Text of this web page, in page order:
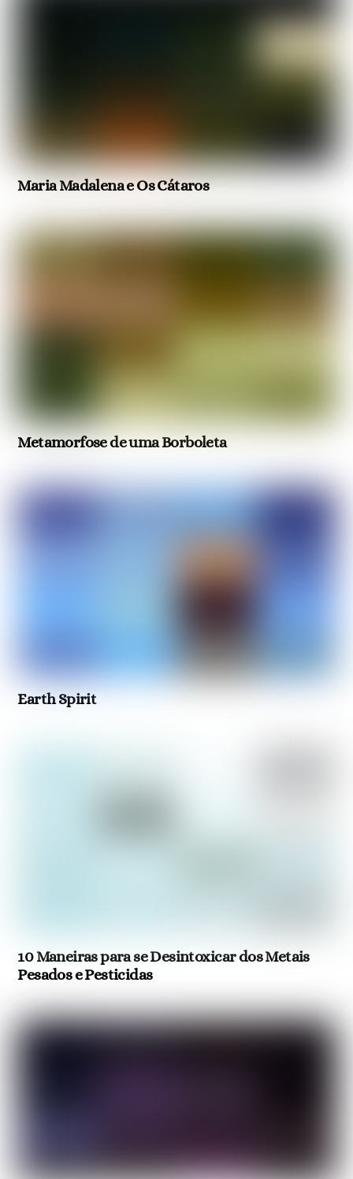
Maria Madalena e Os Cátaros
Metamorfose de uma Borboleta
Earth Spirit
10 Maneiras para se Desintoxicar dos Metais
Pesados e Pesticidas